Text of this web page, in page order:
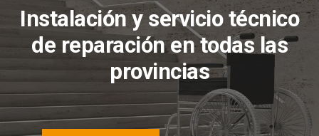
Instalación y servicio técnico
de reparación en todas las
provincias